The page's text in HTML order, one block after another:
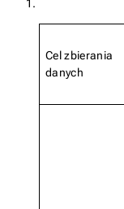
Cel zbierania
danych